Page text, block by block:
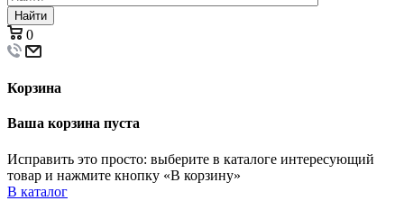
Найти
0
Корзина
Ваша корзина пуста
Исправить это просто: выберите в каталоге интересующий
товар и нажмите кнопку «В корзину»
В каталог